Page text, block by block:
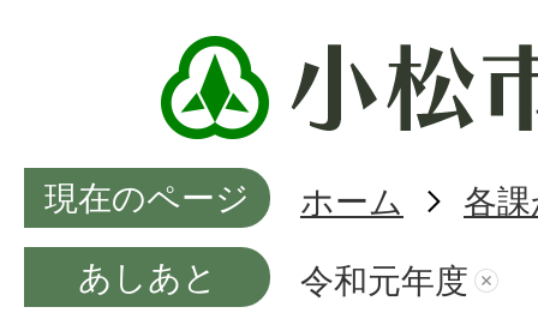
現在のページ ホーム
各
あしあと
令和元年度